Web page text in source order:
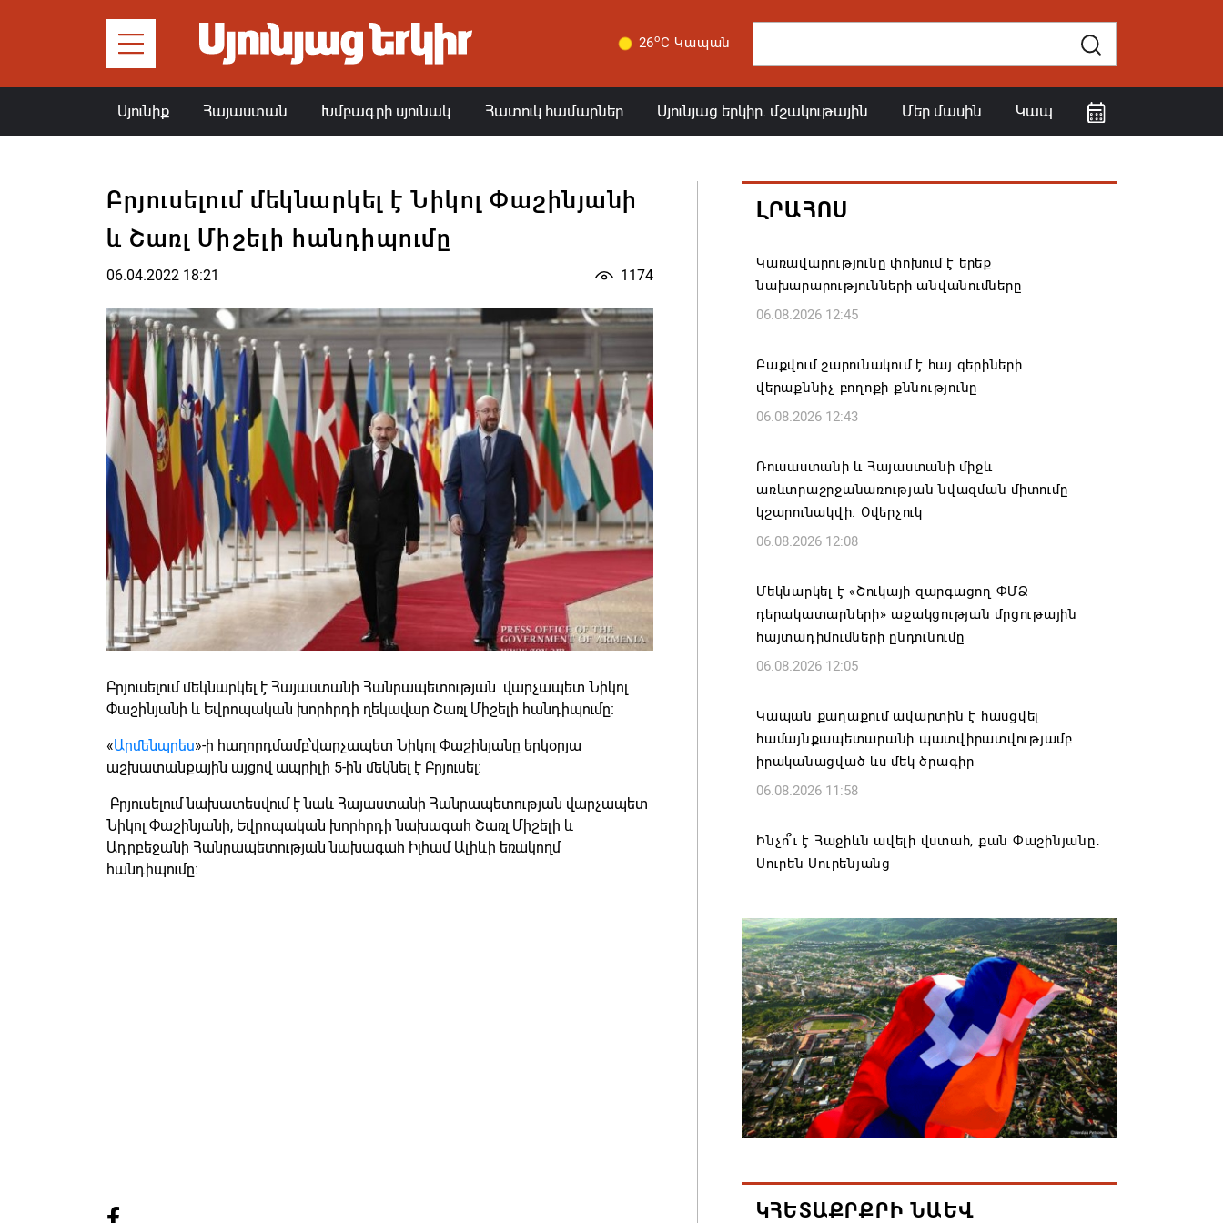
26oC Կապան
Սյունիք Հայաստան Խմբագրի սյունակ Հատուկ համարներ Սյունյաց երկիր. մշակութային Մեր մասին Կապ
Բրյուսելում մեկնարկել է Նիկոլ Փաշինյանի
և Շառլ Միշելի հանդիպումը
06.04.2022 18:21 1174
Բրյուսելում մեկնարկել է Հայաստանի Հանրապետության վարչապետ Նիկոլ
Փաշինյանի և Եվրոպական խորհրդի ղեկավար Շառլ Միշելի հանդիպումը։
«Արմենպրես»-ի հաղորդմամբ՝վարչապետ Նիկոլ Փաշինյանը երկօրյա
աշխատանքային այցով ապրիլի 5-ին մեկնել է Բրյուսել։
Բրյուսելում նախատեսվում է նաև Հայաստանի Հանրապետության վարչապետ
Նիկոլ Փաշինյանի, Եվրոպական խորհրդի նախագահ Շառլ Միշելի և
Ադրբեջանի Հանրապետության նախագահ Իլհամ Ալիևի եռակողմ
հանդիպումը։
ԼՐԱՀՈՍ
Կառավարությունը փոխում է երեք
նախարարությունների անվանումները
06.08.2026 12:45
Բաքվում շարունակում է հայ գերիների
վերաքննիչ բողոքի քննությունը
06.08.2026 12:43
Ռուսաստանի և Հայաստանի միջև
առևտրաշրջանառության նվազման միտումը
կշարունակվի. Օվերչուկ
06.08.2026 12:08
Մեկնարկել է «Շուկայի զարգացող ՓՄՁ
դերակատարների» աջակցության մրցութային
հայտադիմումների ընդունումը
06.08.2026 12:05
Կապան քաղաքում ավարտին է հասցվել
համայնքապետարանի պատվիրատվությամբ
իրականացված ևս մեկ ծրագիր
06.08.2026 11:58
Ինչո՞ւ է Հաջիևն ավելի վստահ, քան Փաշինյանը․
Սուրեն Սուրենյանց
«Հրապարակ». Մեղրին կարեւոր է` չի կարելի
«պռավալ տալ»
06.08.2026 10:57
Իրավունք չունեն իրենց վիրավորվածությունը
ցույց տալ
06.08.2026 10:56
06.08.2026 10:10
ԿՀԵՏԱՔՐՔՐԻ ՆԱԵՎ